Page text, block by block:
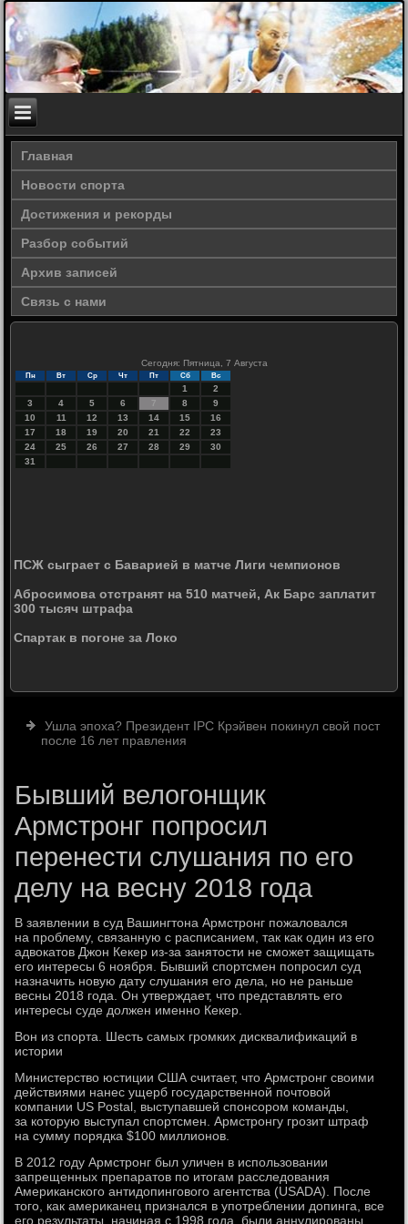
Главная
Новости спорта
Достижения и рекорды
Разбор событий
Архив записей
Связь с нами
Сегодня: Пятница, 7 Августа
Пн Вт Ср Чт Пт Сб Вс
1
2
3
4 5 6 7 8
9
10
11 12 13 14 15
16
17
18 19 20 21 22
23
24
25 26 27 28 29
30
31
ПСЖ сыграет с Баварией в матче Лиги чемпионов
Абросимова отстранят на 510 матчей, Ак Барс заплатит
300 тысяч штрафа
Спартак в погоне за Локо
Ушла эпоха? Президент IPC Крэйвен покинул свой пост
после 16 лет правления
Бывший велогонщик
Армстронг попросил
перенести слушания по его
делу на весну 2018 года
В заявлении в суд Вашингтона Армстронг пожаловался
на проблему, связанную с расписанием, так как один из его
адвокатов Джон Кекер из-за занятости не сможет защищать
его интересы 6 ноября. Бывший спортсмен попросил суд
назначить новую дату слушания его дела, но не раньше
весны 2018 года. Он утверждает, что представлять его
интересы суде должен именно Кекер.
Вон из спорта. Шесть самых громких дисквалификаций в
истории
Министерство юстиции США считает, что Армстронг своими
действиями нанес ущерб государственной почтовой
компании US Postal, выступавшей спонсором команды,
за которую выступал спортсмен. Армстронгу грозит штраф
на сумму порядка $100 миллионов.
В 2012 году Армстронг был уличен в использовании
запрещенных препаратов по итогам расследования
Американского антидопингового агентства (USADA). После
того, как американец признался в употреблении допинга, все
его результаты, начиная с 1998 года, были аннулированы